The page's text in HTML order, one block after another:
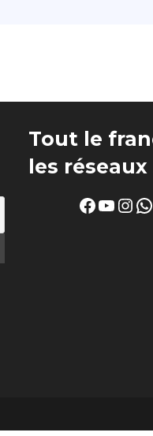
Tout le
les
Facebook
YouTube